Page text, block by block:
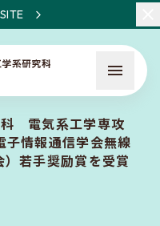
科 電気系工学専攻
子情報通信学会無線
若手奨励賞を受賞